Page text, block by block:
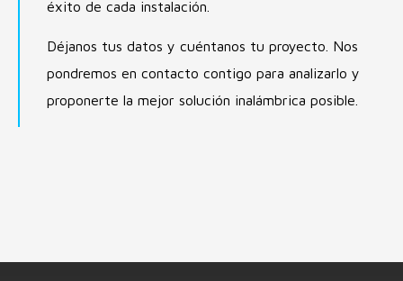
éxito de cada instalación.
Déjanos tus datos y cuéntanos tu proyecto. Nos
pondremos en contacto contigo para analizarlo y
proponerte la mejor solución inalámbrica posible.